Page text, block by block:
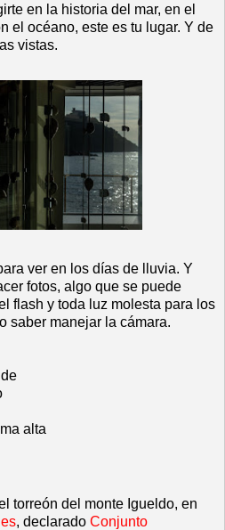
en la historia del mar, en el
el océano, este es tu lugar. Y de
vistas.
ver en los días de lluvia. Y
fotos, algo que se puede
flash y toda luz molesta para los
saber manejar la cámara.
alta
torreón del monte Igueldo, en
, declarado Conjunto